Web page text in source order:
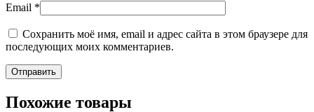
Email *
Сохранить моё имя, email и адрес сайта в этом браузере для
последующих моих комментариев.
Похожие товары